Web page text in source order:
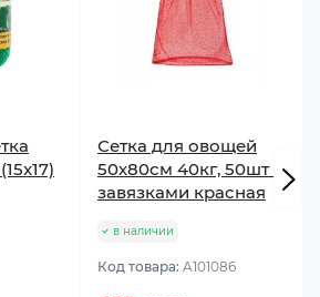
Сетка для овощей
50х80см 40кг, 50шт с
завязками красная
в наличии
Код товара: A101086